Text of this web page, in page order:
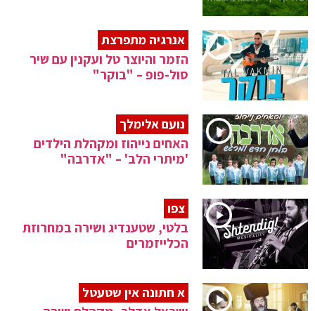
אנרגיה מתפרצת
הזמר והיוצר טל ועקנין עם שיר
סול-פופ – "בוקר"
נועם אלימלך
האחים נייהוז ומקהלת הילדים
'מיתרי הלב' – "אדרבה"
צפו
בלטי, שטענדיג ושירה במחרוזת
הכלייזמרים
א חתונה אין שטעטל